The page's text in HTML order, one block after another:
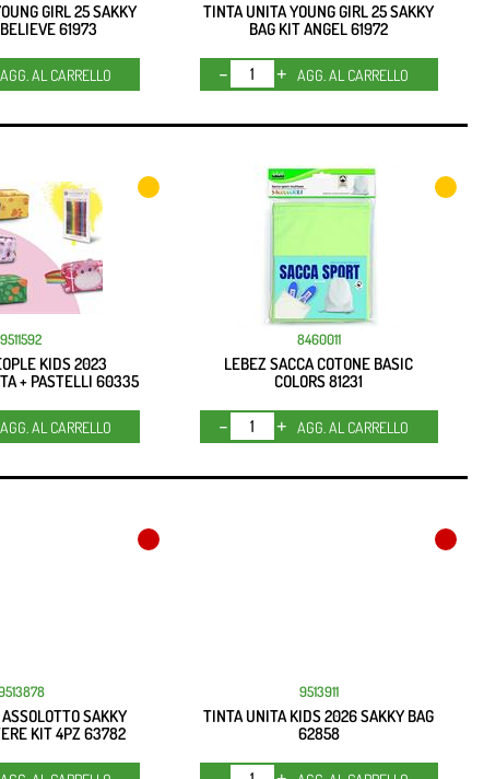
GIRL 25 SAKKY
61973
Quantità
AGG. AL CARRELLO
TINTA UNITA YOUNG GIRL 25 SAKKY
BAG KIT ANGEL 61972
Quantità
AGG. AL CARRELLO
9511592
KIDS 2023
+ PASTELLI 60335
Quantità
AGG. AL CARRELLO
8460011
LEBEZ SACCA COTONE BASIC
COLORS 81231
Quantità
AGG. AL CARRELLO
SAKKY
KIT 4PZ 63782
Quantità
9513911
TINTA UNITA KIDS 2026 SAKKY BAG
62858
Quantità